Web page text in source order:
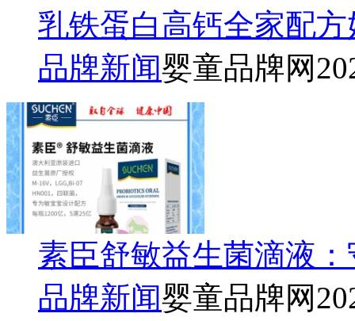
乳铁蛋白高钙全家配
品牌新闻婴童品牌网
素臣舒敏益生菌滴液
品牌新闻婴童品牌网